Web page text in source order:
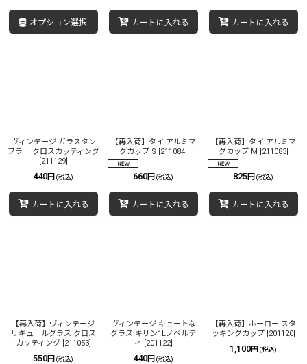
オプション選択 カートに入れる カートに入れる
ヴィンテージ ガラスタン
ブラー クロスカッティング
[211129]
440円 (税込)
カートに入れる
【再入荷】タイ アルミマ
グカップ S [211084]
660円 (税込)
カートに入れる
【再入荷】タイ アルミマ
グカップ M [211083]
825円 (税込)
カートに入れる
【再入荷】ヴィンテージ
リキュールグラス クロス
カッティング [211053]
550円 (税込)
ヴィンテージ キュートな
グラス キリン1Lノベルテ
ィ [201122]
440円 (税込)
【再入荷】ホーロー スタ
ッキングカップ [201120]
1,100円 (税込)